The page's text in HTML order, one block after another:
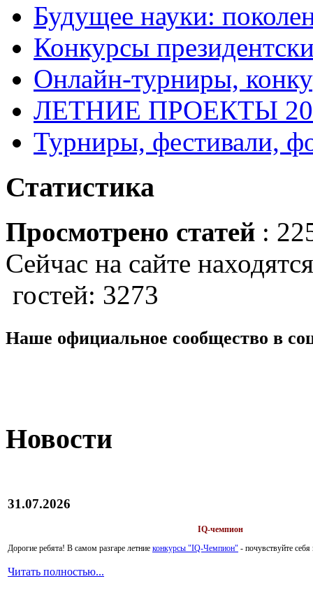
Будущее науки:
Конкурсы
Онлайн-турниры,
ЛЕТНИЕ ПРОЕКТЫ
Турниры, фестивали,
Статистика
Просмотрено статей :
Сейчас на сайте
гостей: 3273
Наше официальное сообщество в
Новости
31.07.2026
IQ-чемпион
Дорогие ребята! В самом разгаре летние конкурсы "IQ-Чемпион" - почувствуйте
Читать полностью...